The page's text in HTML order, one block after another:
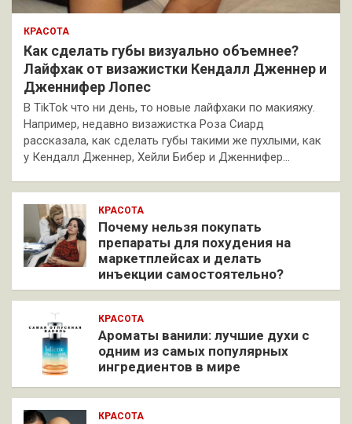
КРАСОТА
Как сделать губы визуально объемнее?
Лайфхак от визажистки Кендалл Дженнер и
Дженнифер Лопес
В TikTok что ни день, то новые лайфхаки по макияжу.
Например, недавно визажистка Роза Сиард
рассказала, как сделать губы такими же пухлыми, как
у Кендалл Дженнер, Хейли Бибер и Дженнифер…
КРАСОТА
Почему нельзя покупать
препараты для похудения на
маркетплейсах и делать
инъекции самостоятельно?
КРАСОТА
Ароматы ванили: лучшие духи с
одним из самых популярных
ингредиентов в мире
КРАСОТА